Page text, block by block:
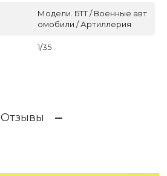
Модели. БТТ / Военные авт
омобили / Артиллерия
1/35
Отзывы